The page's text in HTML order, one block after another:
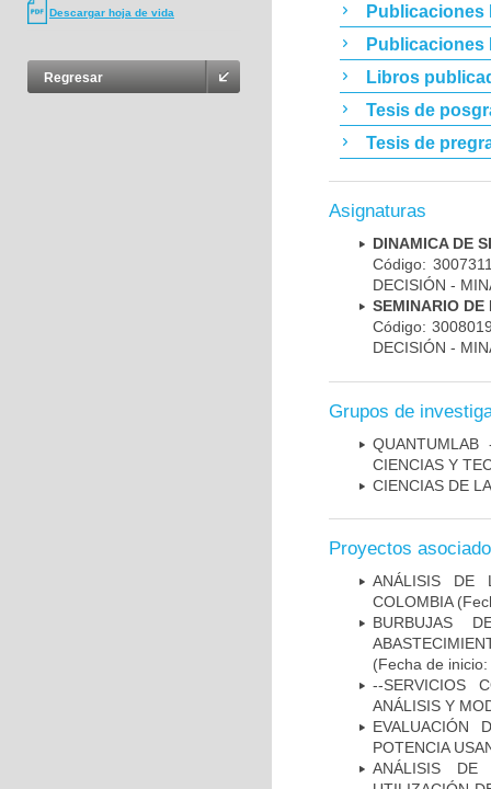
Descargar hoja de vida
Regresar
Publicaciones
Publicaciones
Libros
Tesis de
Tesis de
Asignaturas
DINAMICA DE
Código:
DECISIÓN -
SEMINARIO DE
Código:
DECISIÓN -
Grupos de
CIENCIAS Y
CIENCIAS DE
Proyectos
ANÁLISIS DE
COLOMBIA
BURBUJAS
(Fecha de
--SERVICIOS
ANÁLISIS Y
EVALUACIÓN
POTENCIA
ANÁLISIS DE